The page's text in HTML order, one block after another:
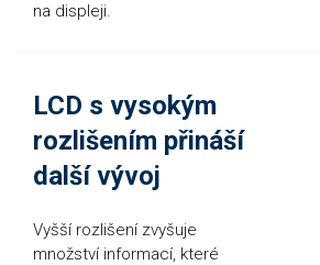
na displeji.
LCD s vysokým
rozlišením přináší
další vývoj
Vyšší rozlišení zvyšuje
množství informací, které